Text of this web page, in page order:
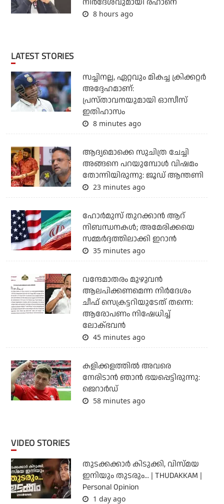
8 hours ago
LATEST STORIES
സച്ചിനല്ല, ഏറ്റവും മികച്ച ക്രിക്കറ്റര്‍
അദ്ദേഹമാണ്:
പ്രസ്താവനയുമായി ഓസീസ്
ഇതിഹാസം
8 minutes ago
ആദ്യമൊക്കെ സുചിത്ര ചേച്ചി
അങ്ങനെ പറയുമ്പോൾ വിഷമം
തോന്നിയിരുന്നു: ജൂഡ് ആന്തണി
23 minutes ago
ഹോര്‍മുസ് തുറക്കാന്‍ ആറ്
നിബന്ധനകള്‍; അമേരിക്കയെ
സമ്മര്‍ദ്ദത്തിലാക്കി ഇറാന്‍
35 minutes ago
വന്ദേമാതരം മുഴുവന്‍
ആലപിക്കണമെന്ന നിര്‍ദേശം
ചീഫ് സെക്രട്ടറിയുടേത് തന്നെ:
ആരോപണം നിഷേധിച്ച്
ലോക്ഭവന്‍
45 minutes ago
കളിക്കളത്തില്‍ അവരെ
നേരിടാന്‍ ഞാന്‍ ഭയപ്പെട്ടിരുന്നു:
ജെറാര്‍ഡ്
58 minutes ago
VIDEO STORIES
തുടക്കക്കാര്‍ കിടുക്കി, വിസ്മയ
ഇനിയും തുടരും... | THUDAKKAM |
Personal Opinion
1 day ago